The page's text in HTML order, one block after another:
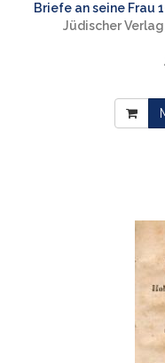
Briefe an seine Frau
Jüdischer